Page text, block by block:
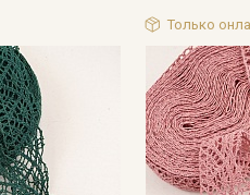
Только
дополнительные
до 30% на узкие
тканей